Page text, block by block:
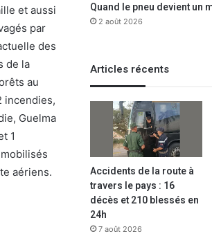
et aussi
par
des
de la
au
incendies,
Guelma
1
aériens.
Quand le pneu devient un
2 août 2026
Articles récents
Accidents de la route à
travers le pays : 16
décès et 210 blessés en
24h
7 août 2026